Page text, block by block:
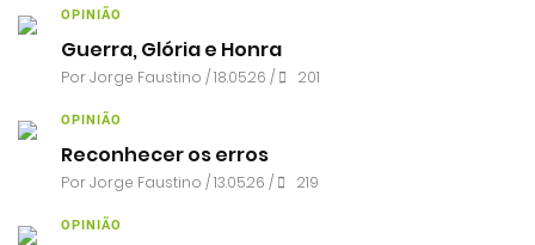
OPINIÃO
Guerra, Glória e Honra
PorJorge Faustino / 18.05.26 / 201
OPINIÃO
Reconhecer os erros
PorJorge Faustino / 13.05.26 / 219
OPINIÃO